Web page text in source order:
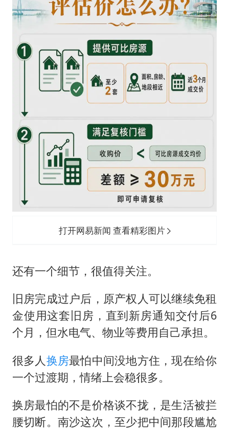
打开网易新闻 查看精彩图片
还有一个细节，很值得关注。
旧房完成过户后，原产权人可以继续免租
金使用这套旧房，直到新房通知交付后6
个月，但水电气、物业等费用自己承担。
很多人 换房最怕中间没地方住，现在给你
一个过渡期，情绪上会稳很多。
换房最怕的不是价格谈不拢，是生活被拦
腰切断。南沙这次，至少把中间那段尴尬